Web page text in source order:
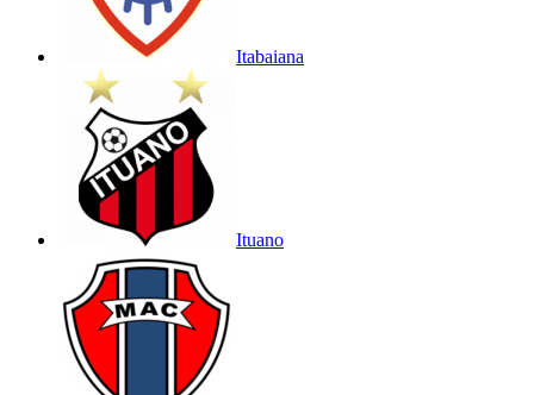
Itabaiana
Ituano